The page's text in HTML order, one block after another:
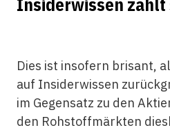
Dies ist insofern brisant,
auf Insiderwissen
im Gegensatz zu den
den Rohstoffmärkten